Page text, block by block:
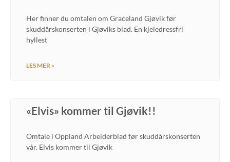
Her finner du omtalen om Graceland Gjøvik før
skuddårskonserten i Gjøviks blad. En kjeledressfri
hyllest
LES MER »
«Elvis» kommer til Gjøvik!!
Omtale i Oppland Arbeiderblad før skuddårskonserten
vår. Elvis kommer til Gjøvik